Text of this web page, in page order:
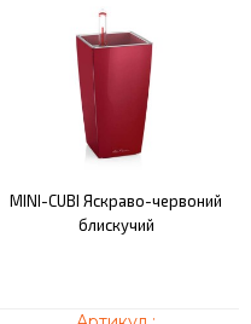
MINI-CUBI Яскраво-червоний
блискучий